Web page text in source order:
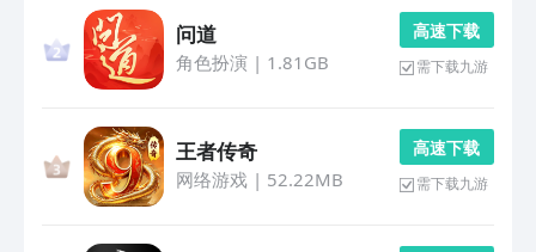
问道
角色扮演 | 1.81GB
高 速 下 载
需下载九游
王者传奇
网络游戏| 52.22MB
高 速 下 载
需下载九游